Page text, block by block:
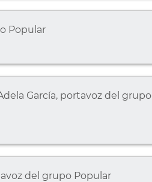
Popular
García, portavoz del grupo
del grupo Popular